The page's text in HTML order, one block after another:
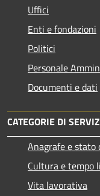
Uffici
Enti e fondazioni
Politici
Personale
Documenti e dati
CATEGORIE DI
Anagrafe e stato
Cultura e tempo
Vita lavorativa